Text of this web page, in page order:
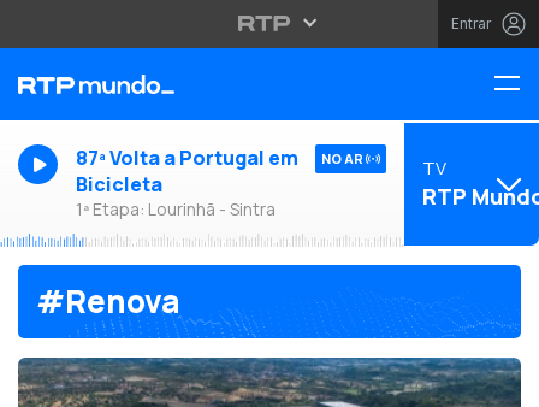
Entrar
87ª Volta a Portugal em
Bicicleta
1ª Etapa: Lourinhã - Sintra
NO AR TV
RTP
#Renova